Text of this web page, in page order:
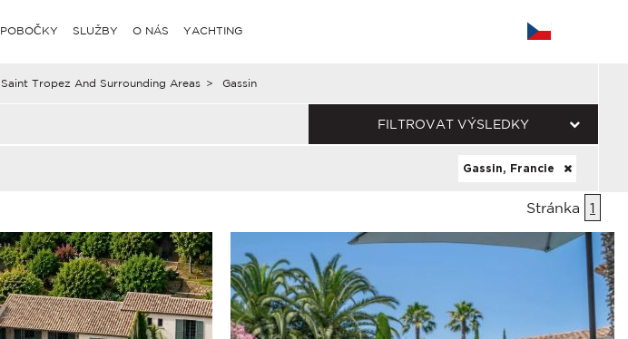
POBOČKY SLUŽBY O NÁS YACHTING
Saint Tropez And Surrounding Areas > Gassin
FILTROVAT VÝSLEDKY
Gassin, Francie
Stránka 1